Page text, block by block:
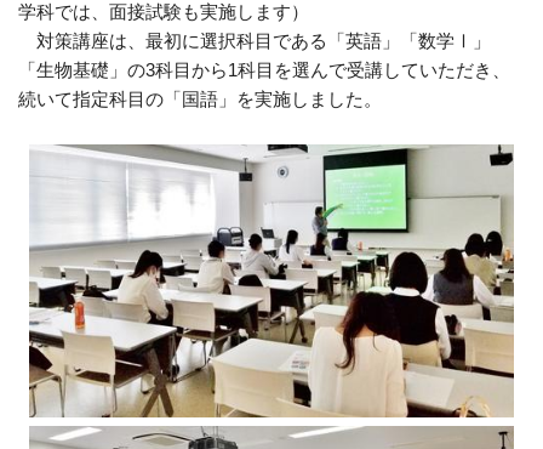
学科では、面接試験も実施します）
対策講座は、最初に選択科目である「英語」「数学Ⅰ」
「生物基礎」の3科目から1科目を選んで受講していただき、
続いて指定科目の「国語」を実施しました。